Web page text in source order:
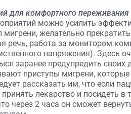
для комфортного переживания
можно усилить
мигрени, желательно
речь, работа за монитором
напряжения). Здесь
заранее предупредить
приступы мигрени,
рассказать им, что если
принять лекарство и посидеть в
через 2 часа он сможет